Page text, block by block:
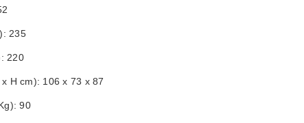
235
220
H cm): 106 x 73 x 87
90